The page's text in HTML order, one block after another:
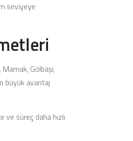
seviyeye
Gölbaşı,
büyük avantaj
ve süreç daha hızlı